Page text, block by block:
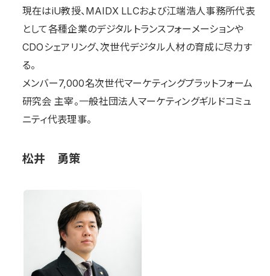
現在はiU教授、MAIDX LLCおよび江端浩⼈事務所代表
として各種企業のデジタルトランスフォーメーションや
CDOシェアリング、次世代デジタル⼈材の育成に尽⼒す
る。
メンバー7,000名次世代マーケティングプラットフォーム
研究会 主宰。⼀般社団法⼈マーケティングギルドコミュ
ニティ代表理事。
松井 勇策